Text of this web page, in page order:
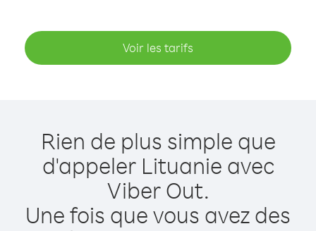
Voir les tarifs
Rien de plus simple que
d'appeler Lituanie avec
Viber Out.
Une fois que vous avez des